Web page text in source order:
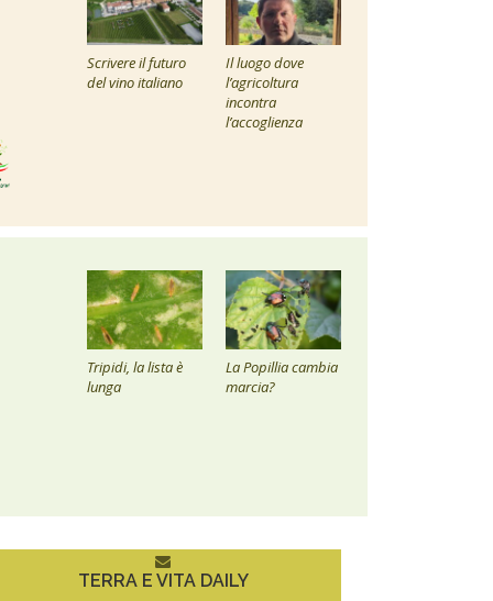
Scrivere il futuro
del vino italiano
Il luogo dove
l’agricoltura
incontra
l’accoglienza
Tripidi, la lista è
lunga
La Popillia cambia
marcia?
TERRA E VITA DAILY